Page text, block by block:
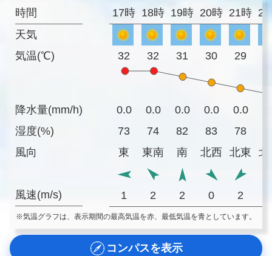
時間
天気
気温(℃)
降水量(mm/h)
湿度(%)
風向
風速(m/s)
17時 18時 19時 20時 21時
32 32 31 30 29
0.0 0.0 0.0 0.0 0.0
73
74 82 83 78
東
東南 南 北西 北東 北
1 2 2 0 2
※気温グラフは、表示期間の最高気温を赤、最低気温を青としています。
コンパスを表示